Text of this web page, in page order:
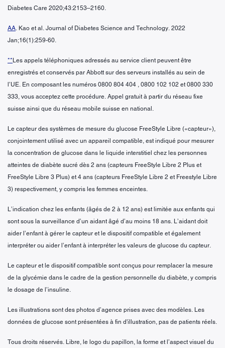
Diabetes Care 2020;43:2153–2160.
AA. Kao et al. Journal of Diabetes Science and Technology. 2022
Jan;16(1):259-60.
** Les appels téléphoniques adressés au service client peuvent être
enregistrés et conservés par Abbott sur des serveurs installés au sein de
l’UE. En composant les numéros 0800 804 404 , 0800 102 102 et 0800 330
333, vous acceptez cette procédure. Appel gratuit à partir du réseau fixe
suisse ainsi que du réseau mobile suisse en national.
Le capteur des systèmes de mesure du glucose FreeStyle Libre («capteur»),
conjointement utilisé avec un appareil compatible, est indiqué pour mesurer
la concentration de glucose dans le liquide interstitiel chez les personnes
atteintes de diabète sucré dès 2 ans (capteurs FreeStyle Libre 2 Plus et
FreeStyle Libre 3 Plus) et 4 ans (capteurs FreeStyle Libre 2 et Freestyle Libre
3) respectivement, y compris les femmes enceintes.
L’indication chez les enfants (âgés de 2 à 12 ans) est limitée aux enfants qui
sont sous la surveillance d’un aidant âgé d’au moins 18 ans. L’aidant doit
aider l’enfant à gérer le capteur et le dispositif compatible et également
interpréter ou aider l’enfant à interpréter les valeurs de glucose du capteur.
Le capteur et le dispositif compatible sont conçus pour remplacer la mesure
de la glycémie dans le cadre de la gestion personnelle du diabète, y compris
le dosage de l’insuline.
Les illustrations sont des photos d’agence prises avec des modèles. Les
données de glucose sont présentées à fin d'illustration, pas de patients réels.
Tous droits réservés. Libre, le logo du papillon, la forme et l’aspect visuel du